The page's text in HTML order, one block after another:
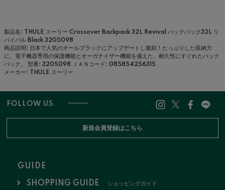
製品名: THULE スーリー Crossover Backpack 32L Revival バックパック32L リ
バイバル Black 3205098
商品説明: 日本で人気のオールブラックにアップデートし復刻！たっぷりした収納力
に、電子機器専用の保護機能とオーガナイザー機能を備えた、耐久性にすぐれたバック
パック。
型番: 3205098 ＪＡＮコード: 085854256315
メーカー: THULE スーリー
FOLLOW US
新規会員登録はこちら
GUIDE
SHOPPING GUIDE ショッピングガイド